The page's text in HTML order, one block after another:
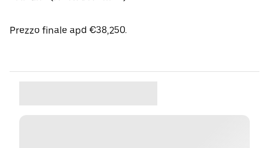
Prezzo finale apd €38,250.